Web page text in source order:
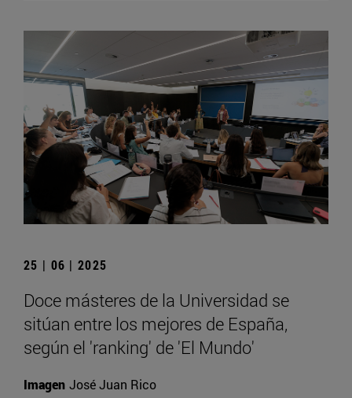
25 | 06 | 2025
Doce másteres de la Universidad se
sitúan entre los mejores de España,
según el 'ranking' de 'El Mundo'
Imagen José Juan Rico